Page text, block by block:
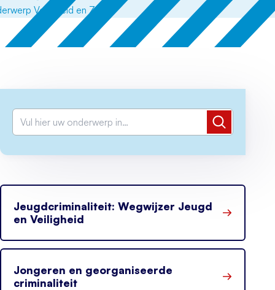
Zoeken
Jeugdcriminaliteit: Wegwijzer Jeugd
en Veiligheid
Jongeren en georganiseerde
criminaliteit